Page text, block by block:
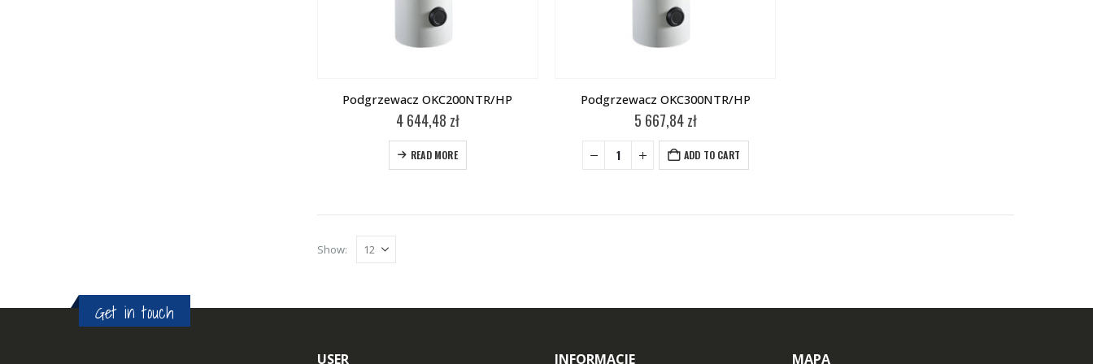
Podgrzewacz OKC200NTR/HP
4 644,48 zł
READ MORE
Podgrzewacz OKC300NTR/HP
5 667,84zł
ADD TO CART
Show:
Get in touch
USER INFORMACJE MAPA